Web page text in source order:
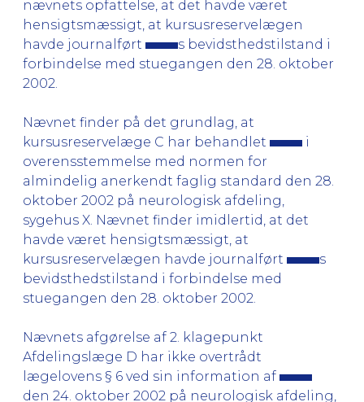
nævnets opfattelse, at det havde været
hensigtsmæssigt, at kursusreservelægen
havde journalført
s bevidsthedstilstand i
forbindelse med stuegangen den 28. oktober
2002.
Nævnet finder på det grundlag, at
kursusreservelæge C har behandlet
i
overensstemmelse med normen for
almindelig anerkendt faglig standard den 28.
oktober 2002 på neurologisk afdeling,
sygehus X. Nævnet finder imidlertid, at det
havde været hensigtsmæssigt, at
kursusreservelægen havde journalført
s
bevidsthedstilstand i forbindelse med
stuegangen den 28. oktober 2002.
Nævnets afgørelse af 2. klagepunkt
Afdelingslæge D har ikke overtrådt
lægelovens § 6 ved sin information af
den 24. oktober 2002 på neurologisk afdeling,